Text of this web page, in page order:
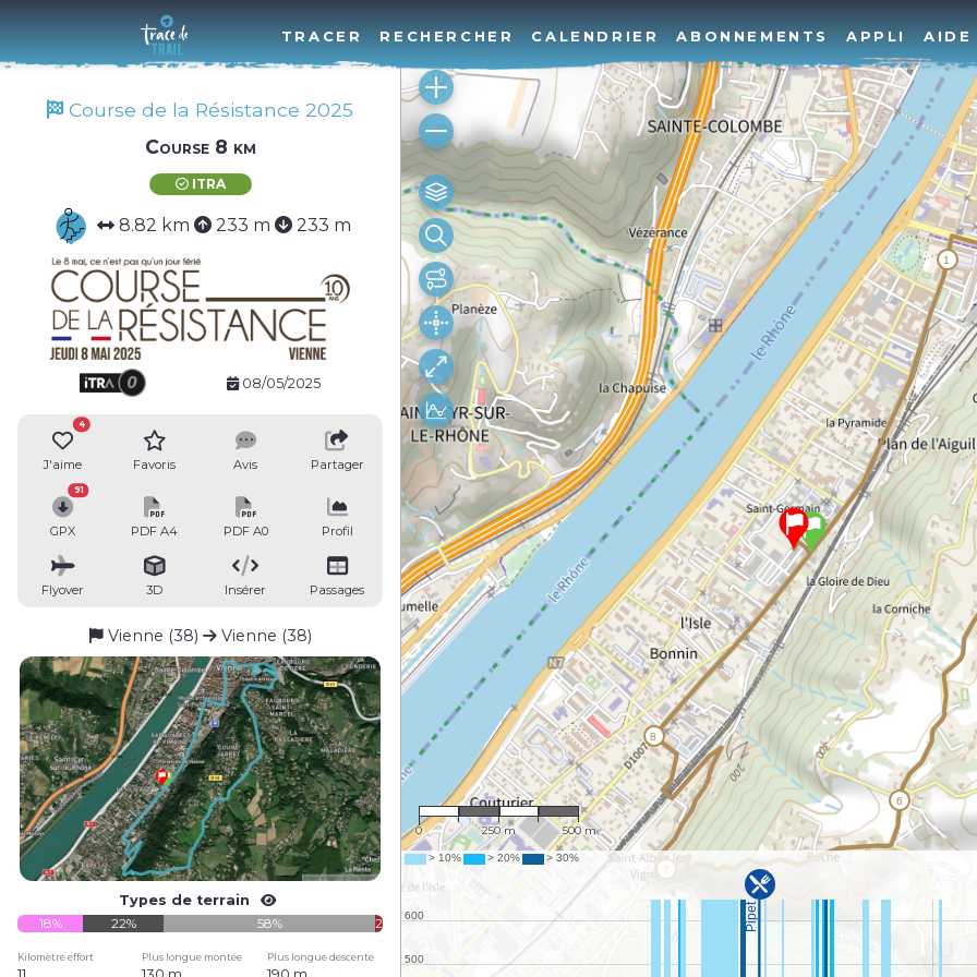
TRACER RECHERCHER CALENDRIER ABONNEMENTS APPLI AIDE
Course de la Résistance 2025
Course 8 km
ITRA
8.82 km 233 m 233 m
08/05/2025
J'aime
4
Favoris Avis Partager
GPX
91
PDF A4 PDF A0 Profil
Flyover 3D Insérer Passages
Vienne (38) Vienne (38)
Types de terrain
18%
22% 58% 2%
Kilomètre effort Plus longue montée Plus longue descente
1 : 12,157
0 250 m 500 m